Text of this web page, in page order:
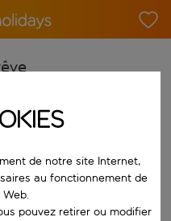
Lorsque les
de notre site Internet,
au fonctionnement de
pouvez retirer ou modifier